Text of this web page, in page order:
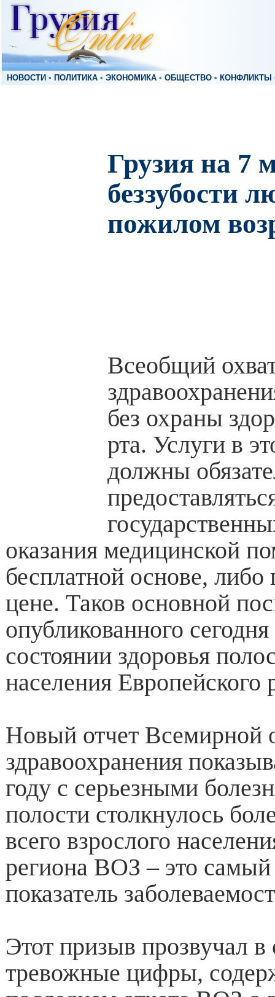
НОВОСТИ • ПОЛИТИКА • ЭКОНОМИКА • ОБЩЕСТВО • КОНФЛИКТЫ
Грузия на 7
беззубости
пожилом
Всеобщий
без охраны
рта. Услуги в
должны
оказания медицинской
бесплатной основе, либо
цене. Таков основной
опубликованного
состоянии здоровья
населения
Новый отчет Всемирной
здравоохранения
году с серьезными
полости столкнулось
всего взрослого
региона ВОЗ – это
показатель
Этот призыв прозвучал в
тревожные цифры,